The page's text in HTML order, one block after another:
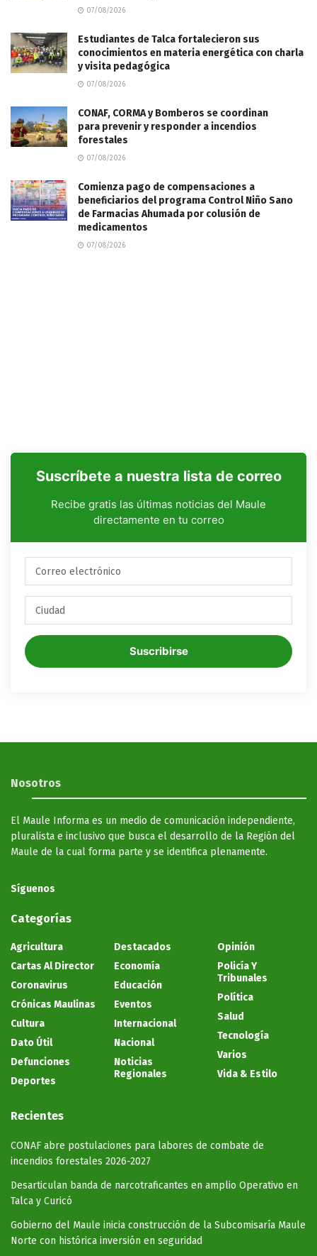
07/08/2026
Estudiantes de Talca fortalecieron sus
conocimientos en materia energética con charla
y visita pedagógica
07/08/2026
CONAF, CORMA y Bomberos se coordinan
para prevenir y responder a incendios
forestales
07/08/2026
Comienza pago de compensaciones a
beneficiarios del programa Control Niño Sano
de Farmacias Ahumada por colusión de
medicamentos
07/08/2026
Suscríbete a nuestra lista de correo
Recibe gratis las últimas noticias del Maule
directamente en tu correo
Suscribirse
Nosotros
El Maule Informa es un medio de comunicación independiente,
pluralista e inclusivo que busca el desarrollo de la Región del
Maule de la cual forma parte y se identifica plenamente.
Síguenos
Categorías
Agricultura
Cartas Al Director
Coronavirus
Crónicas Maulinas
Cultura
Dato Útil
Defunciones
Deportes
Destacados
Economía
Educación
Eventos
Internacional
Nacional
Noticias
Regionales
Opinión
Policía Y
Tribunales
Política
Salud
Tecnología
Varios
Vida & Estilo
Recientes
CONAF abre postulaciones para labores de combate de
incendios forestales 2026-2027
Desarticulan banda de narcotraficantes en amplio Operativo en
Talca y Curicó
Gobierno del Maule inicia construcción de la Subcomisaría Maule
Norte con histórica inversión en seguridad